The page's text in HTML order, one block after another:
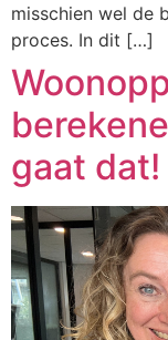
misschien wel de
proces. In dit […]
gaat dat!